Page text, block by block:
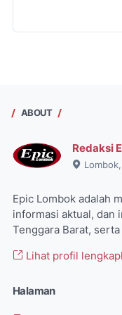
ABOUT
Redaksi
Epic Lombok adalah
informasi aktual, dan
Tenggara Barat,
Lihat profil
Halaman